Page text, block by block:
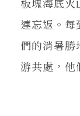
連忘返。
們的消暑
游共處，